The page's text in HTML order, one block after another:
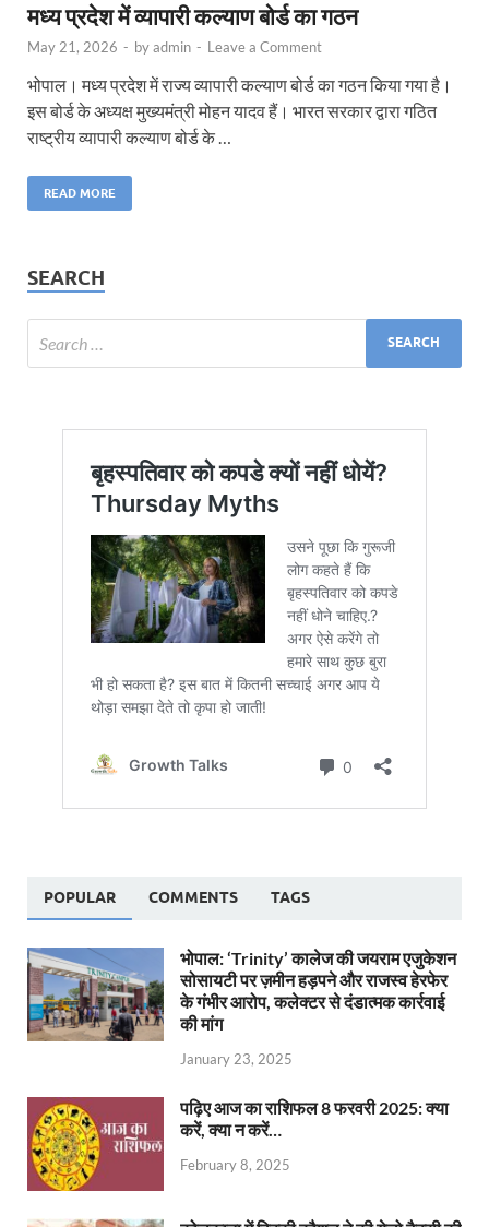
मध्य प्रदेश में व्यापारी कल्याण बोर्ड का गठन
May 21, 2026 - byadmin - Leave a Comment
भोपाल। मध्य प्रदेश में राज्य व्यापारी कल्याण बोर्ड का गठन किया गया है।
इस बोर्ड के अध्यक्ष मुख्यमंत्री मोहन यादव हैं। भारत सरकार द्वारा गठित
राष्ट्रीय व्यापारी कल्याण बोर्ड के …
READ MORE
SEARCH
POPULAR COMMENTS TAGS
भोपाल: ‘Trinity’ कालेज की जयराम एजुकेशन
सोसायटी पर ज़मीन हड़पने और राजस्व हेरफेर
के गंभीर आरोप, कलेक्टर से दंडात्मक कार्रवाई
की मांग
January 23, 2025
पढ़िए आज का राशिफल 8 फरवरी 2025: क्या
करें, क्या न करें…
February 8, 2025